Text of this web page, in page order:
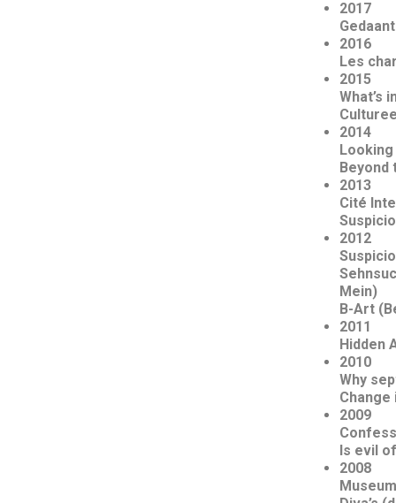
Les
2015
What’s
2014
Beyond
2013
Cité
2012
Mein)
B-Art
2011
Hidden
2010
Why
Change
2009
Is evil
2008